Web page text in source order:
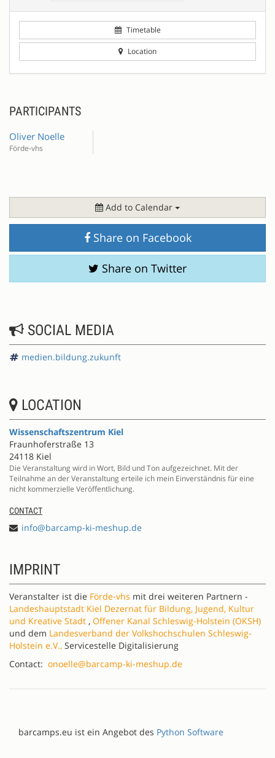
Timetable
Location
PARTICIPANTS
Oliver Noelle
Förde-vhs
Add to Calendar
Share on Facebook
Share on Twitter
SOCIAL MEDIA
medien.bildung.zukunft
LOCATION
Wissenschaftszentrum Kiel
Fraunhoferstraße 13
24118 Kiel
Die Veranstaltung wird in Wort, Bild und Ton aufgezeichnet. Mit der
Teilnahme an der Veranstaltung erteile ich mein Einverständnis für eine
nicht kommerzielle Veröffentlichung.
CONTACT
info@barcamp-ki-meshup.de
IMPRINT
Veranstalter ist die Förde-vhs mit drei weiteren Partnern -
Landeshauptstadt Kiel Dezernat für Bildung, Jugend, Kultur
und Kreative Stadt , Offener Kanal Schleswig-Holstein (OKSH)
und dem Landesverband der Volkshochschulen Schleswig-
Holstein e.V., Servicestelle Digitalisierung
Contact: onoelle@barcamp-ki-meshup.de
barcamps.eu ist ein Angebot des Python Software